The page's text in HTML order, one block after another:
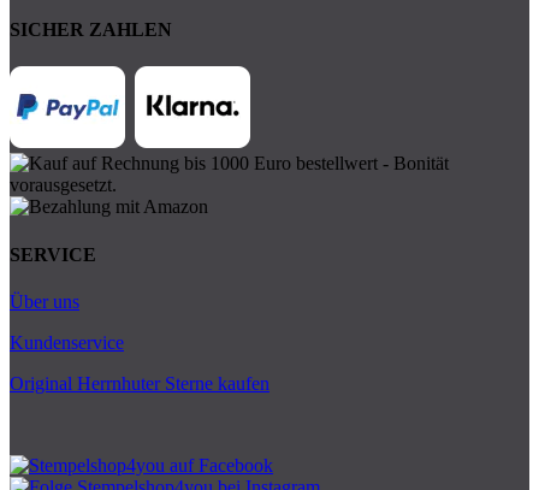
SICHER ZAHLEN
SERVICE
Über uns
Kundenservice
Original Herrnhuter Sterne kaufen